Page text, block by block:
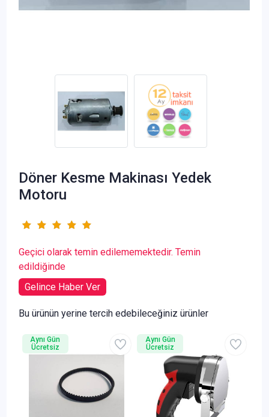
Döner Kesme Makinası Yedek
Motoru
Geçici olarak temin edilememektedir. Temin
edildiğinde
Gelince Haber Ver
Bu ürünün yerine tercih edebileceğiniz ürünler
Aynı Gün
Ücretsiz
Aynı Gün
Ücretsiz